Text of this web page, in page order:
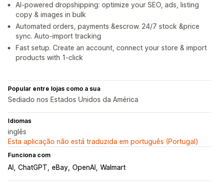
AI-powered dropshipping: optimize your SEO, ads, listing
copy & images in bulk
Automated orders, payments &escrow. 24/7 stock &price
sync. Auto-import tracking
Fast setup. Create an account, connect your store & import
products with 1-click
Popular entre lojas como a sua
Sediado nos Estados Unidos da América
Idiomas
inglês
Esta aplicação não está traduzida em português (Portugal)
Funciona com
AI ChatGPT eBay OpenAI Walmart